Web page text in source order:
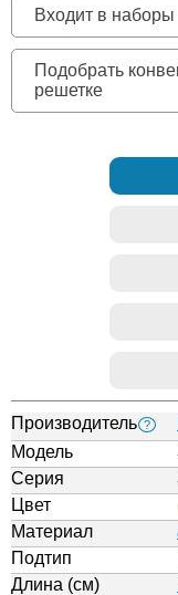
Входит в наборы
Подобрать
решетке
Производитель ?
Модель
Серия
Цвет
Материал
Подтип
Длина (см)